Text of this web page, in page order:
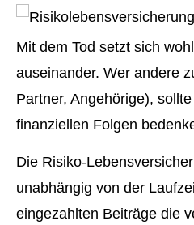
Mit dem Tod setzt sich
auseinander. Wer andere
Partner, Angehörige),
finanziellen Folgen
Die Risiko-
unabhängig von der
eingezahlten Beiträge die